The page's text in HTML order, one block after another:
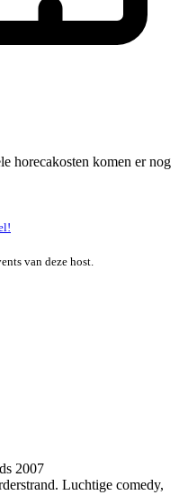
horecakosten komen er nog
van deze host.
2007
Luchtige comedy,